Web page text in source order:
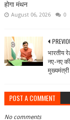
होगा मंथन
August 06, 2026 0
भारतीय
नए-नए
मुख्यमंत्री
POST A COMMENT
No comments